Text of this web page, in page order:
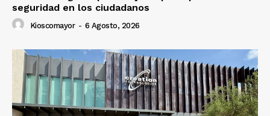
seguridad en los ciudadanos
Kioscomayor - 6 Agosto, 2026